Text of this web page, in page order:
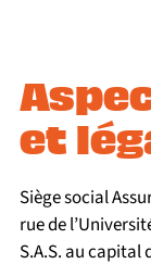
réduction
directement
du 3ᵉ assuré
plans
ensemble :
⚠️ Attention :
Globe
et
Siège social
rue de
S.A.S. au capital